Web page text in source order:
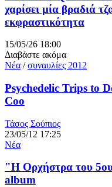
χαρίσει μία βραδιά
εκφραστικότητα
15/05/26 18:00
Διαβάστε ακόμα
Νέα /συναυλίες 2012
Psychedelic Trips to
Coo
Τάσος Σούπιος
23/05/12 17:25
Νέα
"H Ορχήστρα του 5ου
album